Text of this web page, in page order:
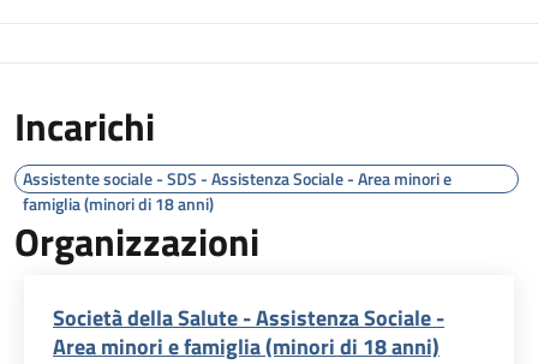
Incarichi
Assistente sociale - SDS - Assistenza Sociale - Area minori e
famiglia (minori di 18 anni)
Organizzazioni
Società della Salute - Assistenza Sociale -
Area minori e famiglia (minori di 18 anni)